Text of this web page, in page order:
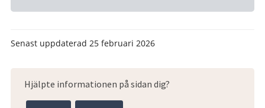
Senast uppdaterad 25 februari 2026
Hjälpte informationen på sidan dig?